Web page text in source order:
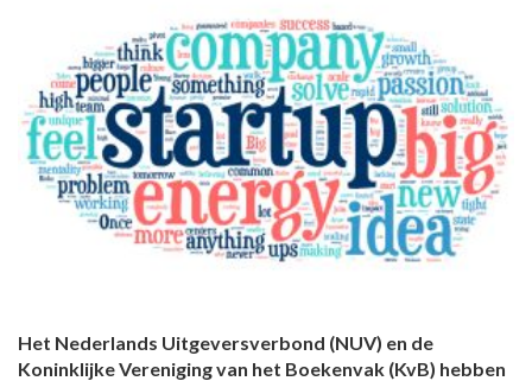
Het Nederlands Uitgeversverbond (NUV) en de
Koninklijke Vereniging van het Boekenvak (KvB) hebben